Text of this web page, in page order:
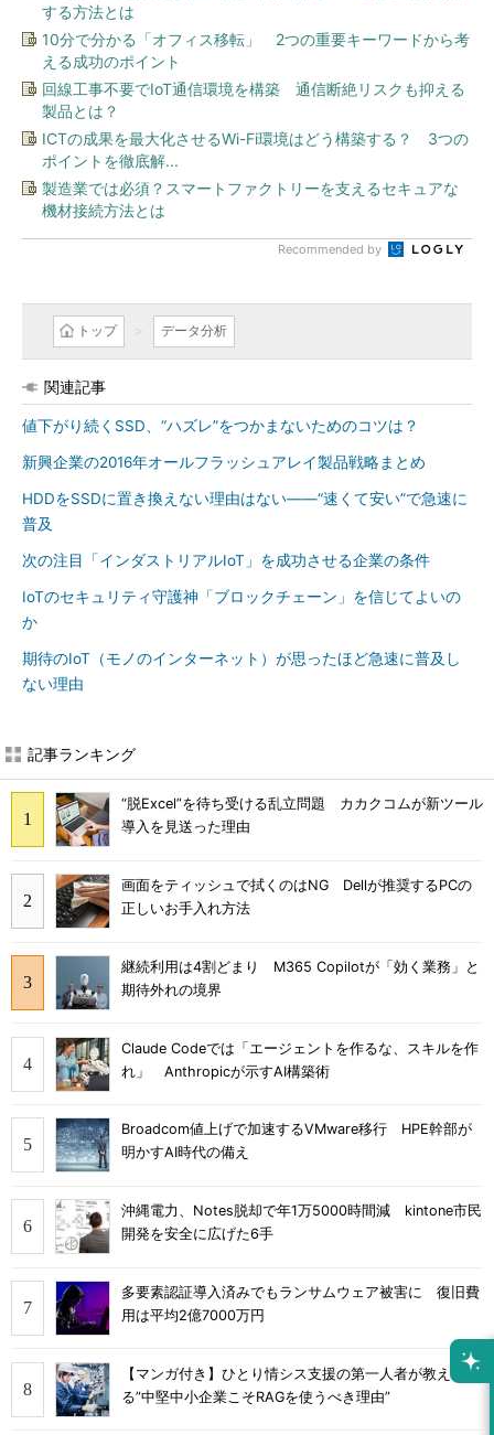
する方法とは
10分で分かる「オフィス移転」 2つの重要キーワードから考
える成功のポイント
回線工事不要でIoT通信環境を構築 通信断絶リスクも抑える
製品とは？
ICTの成果を最大化させるWi-Fi環境はどう構築する？ 3つの
ポイントを徹底解...
製造業では必須？スマートファクトリーを支えるセキュアな
機材接続方法とは
Recommended by
トップ データ分析
関連記事
値下がり続くSSD、“ハズレ”をつかまないためのコツは？
新興企業の2016年オールフラッシュアレイ製品戦略まとめ
HDDをSSDに置き換えない理由はない――“速くて安い”で急速に
普及
次の注目「インダストリアルIoT」を成功させる企業の条件
IoTのセキュリティ守護神「ブロックチェーン」を信じてよいの
か
期待のIoT（モノのインターネット）が思ったほど急速に普及し
ない理由
記事ランキング
“脱Excel”を待ち受ける乱立問題 カカクコムが新ツール
導入を見送った理由
画面をティッシュで拭くのはNG Dellが推奨するPCの
正しいお手入れ方法
継続利用は4割どまり M365 Copilotが「効く業務」と
期待外れの境界
Claude Codeでは「エージェントを作るな、スキルを作
れ」 Anthropicが示すAI構築術
Broadcom値上げで加速するVMware移行 HPE幹部が
明かすAI時代の備え
沖縄電力、Notes脱却で年1万5000時間減 kintone市民
開発を安全に広げた6手
多要素認証導入済みでもランサムウェア被害に 復旧費
用は平均2億7000万円
【マンガ付き】ひとり情シス支援の第一人者が教え
る”中堅中小企業こそRAGを使うべき理由”